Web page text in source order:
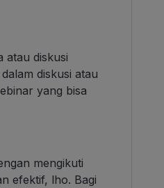
atau diskusi
diskusi atau
yang bisa
mengikuti
efektif, lho. Bagi